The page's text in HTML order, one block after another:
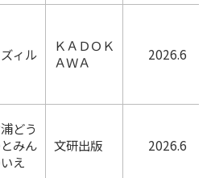
ィル
ＫＡＤＯＫ
ＡＷＡ
2026.6
どう
みん
え
文研出版 2026.6